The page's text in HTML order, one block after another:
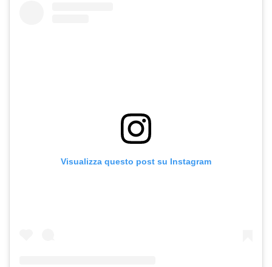
Visualizza questo post su Instagram